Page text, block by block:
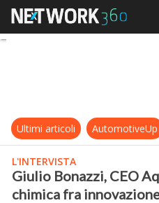
Giulio
Ultimi articoli AutomotiveUp
L'INTERVISTA
Giulio Bonazzi, CEO
chimica fra